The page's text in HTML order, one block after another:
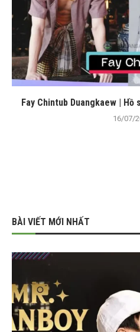
Fay Chintub Duangkaew |
16/07/
BÀI VIẾT MỚI NHẤT